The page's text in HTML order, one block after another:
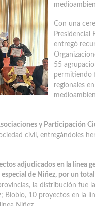
Con una
Presidencial
entregó
55
permitiendo
regionales
y Participación
civil, entregándoles
adjudicados en la línea
de Niñez, por un
la distribución fue
Biobío, 10 proyectos en la